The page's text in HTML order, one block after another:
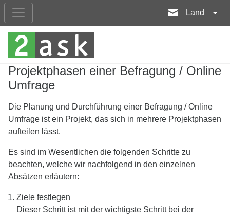
Land
Projektphasen einer Befragung / Online
Umfrage
Die Planung und Durchführung einer Befragung / Online
Umfrage ist ein Projekt, das sich in mehrere Projektphasen
aufteilen lässt.
Es sind im Wesentlichen die folgenden Schritte zu
beachten, welche wir nachfolgend in den einzelnen
Absätzen erläutern:
Ziele festlegen
Dieser Schritt ist mit der wichtigste Schritt bei der